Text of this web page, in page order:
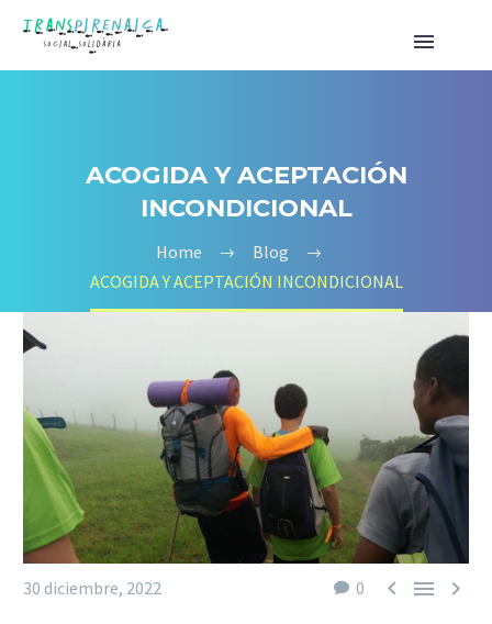
ACOGIDA Y ACEPTACIÓN
INCONDICIONAL
Home
Blog
ACOGIDA Y ACEPTACIÓN INCONDICIONAL
0   
30 diciembre, 2022